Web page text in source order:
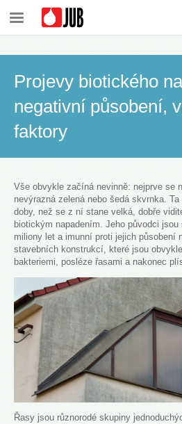
Fasádní systémy a energetická řešení
Sanace řas a plísní na fasádách
Projevy biotického napadení, jeho negativní působení,
Projevy biotického
negativní působení,
faktory
Vše obvykle začíná nevinně: nejprve se
nevýrazná zelená nebo šedá skvrnka.
doby, než se z ní stane velká, dobře
biotickým napadením. Jeho původci
miliony let a imunní proti jejich působení
stavebních konstrukcí, které jsou
bakteriemi, posléze řasami a nakonec
Řasy jsou různorodé skupiny